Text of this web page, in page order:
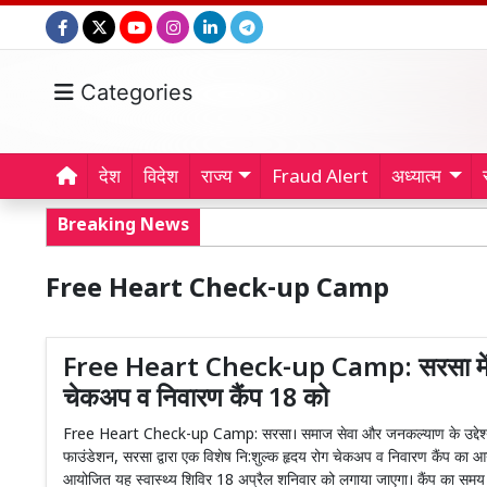
Categories
देश विदेश राज्य Fraud Alert अध्यात्म
Breaking News
Free Heart Check-up Camp
Free Heart Check-up Camp: सरसा में
चेकअप व निवारण कैंप 18 को
Free Heart Check-up Camp: सरसा। समाज सेवा और जनकल्याण के
फाउंडेशन, सरसा द्वारा एक विशेष नि:शुल्क हृदय रोग चेकअप व निवारण कैंप का
आयोजित यह स्वास्थ्य शिविर 18 अप्रैल शनिवार को लगाया जाएगा। कैंप का